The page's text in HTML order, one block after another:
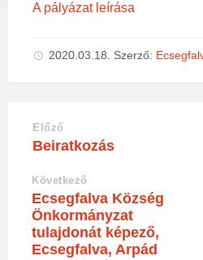
A pályázat leírása
2020.03.18. Szerző:
Előző
Beiratkozás
Következő
Ecsegfalva Község
Önkormányzat
tulajdonát képező,
Ecsegfalva, Arpád